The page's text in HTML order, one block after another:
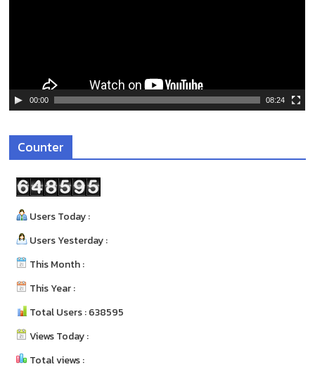
ดี
00:00 08:24
Counter
Users Today :
Users Yesterday :
This Month :
This Year :
Total Users : 638595
Views Today :
Total views :